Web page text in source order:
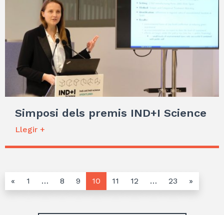
Simposi dels premis IND+I Science
Llegir +
« 1 … 8 9 10 11 12 … 23 »